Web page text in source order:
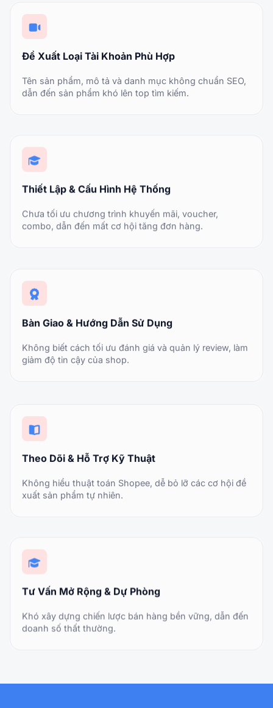
Đề Xuất Loại Tài Khoản Phù Hợp
Tên sản phẩm, mô tả và danh mục không chuẩn SEO,
dẫn đến sản phẩm khó lên top tìm kiếm.
Thiết Lập & Cấu Hình Hệ Thống
Chưa tối ưu chương trình khuyến mãi, voucher,
combo, dẫn đến mất cơ hội tăng đơn hàng.
Bàn Giao & Hướng Dẫn Sử Dụng
Không biết cách tối ưu đánh giá và quản lý review, làm
giảm độ tin cậy của shop.
Theo Dõi & Hỗ Trợ Kỹ Thuật
Không hiểu thuật toán Shopee, dễ bỏ lỡ các cơ hội đề
xuất sản phẩm tự nhiên.
Tư Vấn Mở Rộng & Dự Phòng
Khó xây dựng chiến lược bán hàng bền vững, dẫn đến
doanh số thất thường.